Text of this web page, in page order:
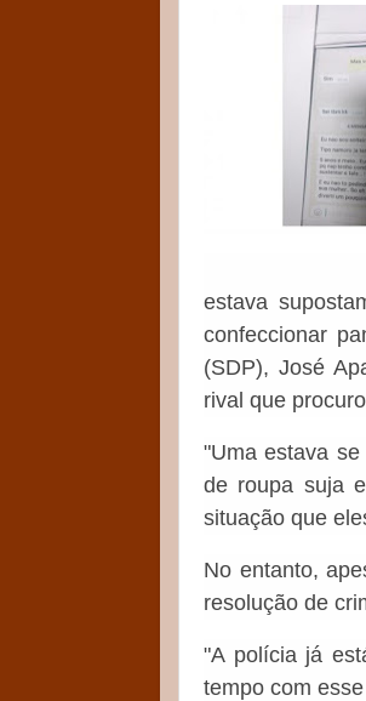
estava
confeccionar
(SDP), José
rival que
"Uma estava
de roupa suja
situação que
No entanto,
resolução de
"A polícia já
tempo com